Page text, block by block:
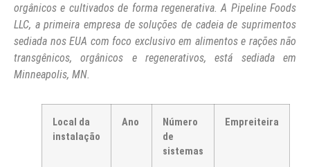
orgânicos e cultivados de forma regenerativa. A Pipeline Foods
LLC, a primeira empresa de soluções de cadeia de suprimentos
sediada nos EUA com foco exclusivo em alimentos e rações não
transgênicos, orgânicos e regenerativos, está sediada em
Minneapolis, MN.
Local da
instalação
Ano
Número
de
sistemas
Empreiteira